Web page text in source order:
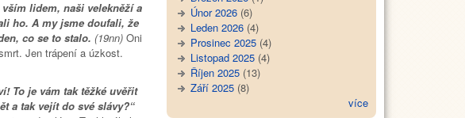
lidem, naši velekněží a
ho. A my jsme doufali, že
co se to stalo. (19nn) Oni
Jen trápení a úzkost.
To je vám tak těžké uvěřit
a tak vejít do své slávy?“
Únor 2026 (6)
Leden 2026 (4)
Prosinec 2025 (4)
Listopad 2025 (4)
Říjen 2025 (13)
Září 2025 (8)
více